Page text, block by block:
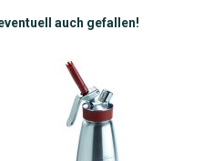
auch gefallen!